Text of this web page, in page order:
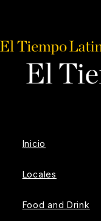
Inicio
Locales
Food and Drink